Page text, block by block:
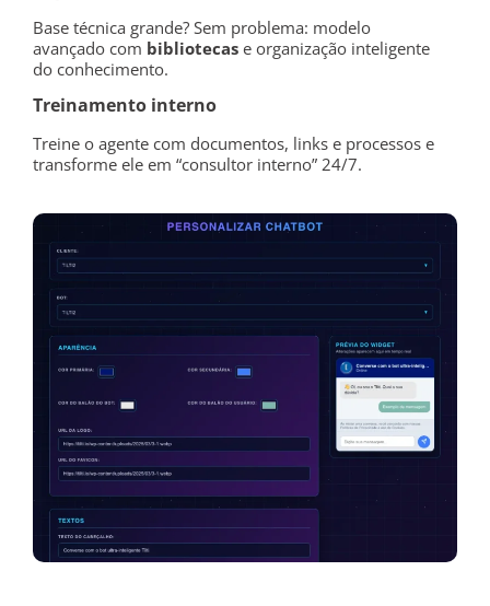
Base técnica grande? Sem problema: modelo
avançado com bibliotecas e organização inteligente
do conhecimento.
Treinamento interno
Treine o agente com documentos, links e processos e
transforme ele em “consultor interno” 24/7.